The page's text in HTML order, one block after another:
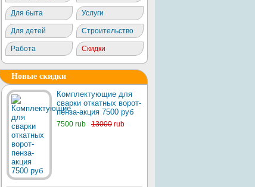
Для быта Услуги
Для детей Строительство
Работа Скидки
Новые скидки
Комплектующие для
сварки откатных ворот-
пенза-акция 7500 руб
7500 rub 13000 rub